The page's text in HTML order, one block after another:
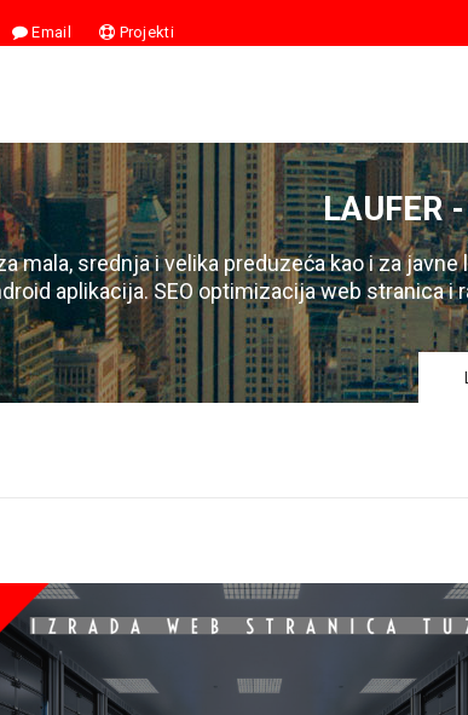
Email Projekti
LAUFER
mala, srednja i velika preduzeća kao i za
aplikacija. SEO optimizacija web stranica i